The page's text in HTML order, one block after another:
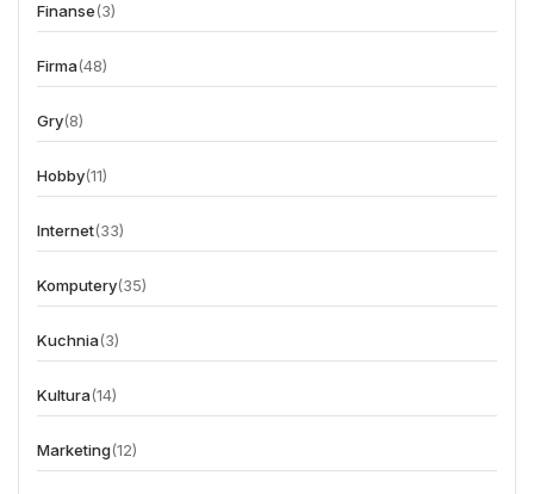
Finanse(3)
Firma(48)
Gry(8)
Hobby(11)
Internet(33)
Komputery(35)
Kuchnia(3)
Kultura(14)
Marketing(12)